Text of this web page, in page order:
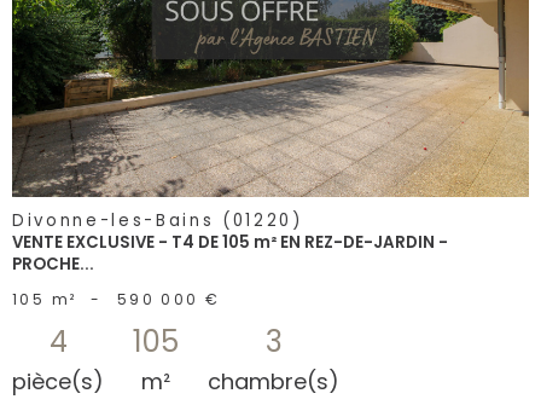
bien
Divonne-les-Bains (01220)
VENTE EXCLUSIVE - T4 DE 105 m² EN REZ-DE-JARDIN -
PROCHE...
105 m² - 590 000 €
4
pièce(s)
105
m²
3
chambre(s)